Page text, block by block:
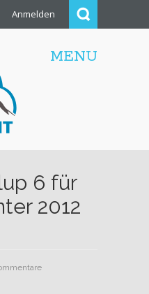
Anmelden
MENU
6 für
2012
zu